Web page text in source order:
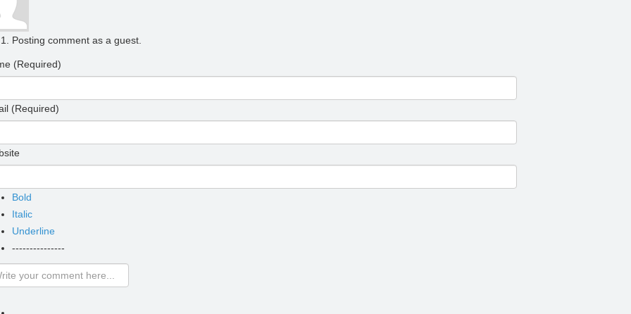
Posting comment as a guest.
(Required)
(Required)
Bold
Italic
Underline
---------------